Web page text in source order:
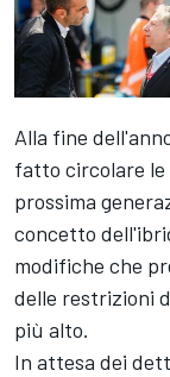
Alla fine
fatto circolare le
prossima
concetto
modifiche che
delle restrizioni
più alto.
In attesa dei